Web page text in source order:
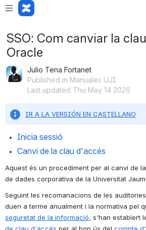
SSO: Com canviar la
Oracle
Julio Tena Fortanet
Published in Manuales UJI
Last updated Thu May 14 2026
IR A LA VERSIÓN EN CASTELLANO
Inicia sessió
Canvi de la clau d'accés
Aquest és un procediment per al canvi de
de dades corporativa de la Universitat
Seguint les recomanacions de les
seguretat de la informació , s'han establert
de clau d'accés per al bon ús del compte